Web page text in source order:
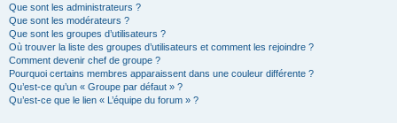
Que sont les administrateurs ?
Que sont les modérateurs ?
Que sont les groupes d’utilisateurs ?
Où trouver la liste des groupes d’utilisateurs et comment les rejoindre ?
Comment devenir chef de groupe ?
Pourquoi certains membres apparaissent dans une couleur différente ?
Qu’est-ce qu’un « Groupe par défaut » ?
Qu’est-ce que le lien « L’équipe du forum » ?